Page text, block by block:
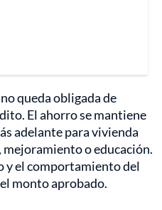
queda obligada de
El ahorro se mantiene
adelante para vivienda
mejoramiento o educación.
y el comportamiento del
monto aprobado.